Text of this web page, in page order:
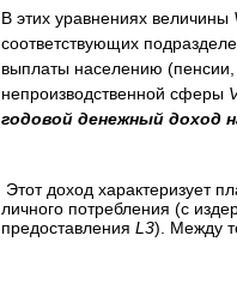
В этих уравнениях величины
соответствующих
выплаты населению (пенсии,
непроизводственной сферы
годовой денежный доход
Этот доход характеризует
личного потребления (с
предоставления L3). Между